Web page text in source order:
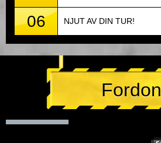
06 NJUT AV DIN TUR!
Fordon